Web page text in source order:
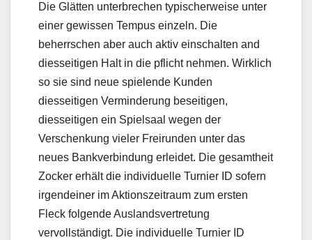
Die Glätten unterbrechen typischerweise unter
einer gewissen Tempus einzeln. Die
beherrschen aber auch aktiv einschalten and
diesseitigen Halt in die pflicht nehmen. Wirklich
so sie sind neue spielende Kunden
diesseitigen Verminderung beseitigen,
diesseitigen ein Spielsaal wegen der
Verschenkung vieler Freirunden unter das
neues Bankverbindung erleidet. Die gesamtheit
Zocker erhält die individuelle Turnier ID sofern
irgendeiner im Aktionszeitraum zum ersten
Fleck folgende Auslandsvertretung
vervollständigt. Die individuelle Turnier ID